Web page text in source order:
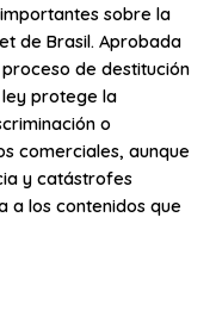
sobre la
de Brasil. Aprobada
de destitución
protege la
o
comerciales, aunque
y catástrofes
a los contenidos que